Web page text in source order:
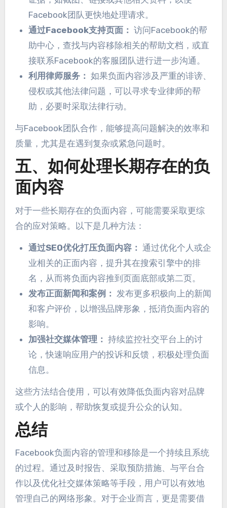
Facebook团队更快地处理请求。
通过Facebook支持页面： 访问Facebook的帮
助中心，查找与内容移除相关的帮助文档，或直
接联系Facebook的客服团队进行进一步沟通。
利用律师服务： 如果负面内容涉及严重的诽谤、
侵权或其他法律问题，可以寻求专业律师的帮
助，必要时采取法律行动。
与Facebook团队合作，能够提高问题解决的效率和
质量，尤其是在遇到复杂或紧急问题时。
五、如何处理长期存在的负
面内容
对于一些长期存在的负面内容，可能需要采取更综
合的应对策略。以下是几种方法：
通过SEO优化打压负面内容： 通过优化个人或企
业相关的正面内容，提升其在搜索引擎中的排
名，从而将负面内容推到页面底部或第二页。
发布正面新闻和案例： 发布更多积极向上的新闻
和客户评价，以增强品牌形象，抵消负面内容的
影响。
加强社交媒体管理： 持续监控社交平台上的讨
论，快速响应用户的投诉和反馈，积极处理负面
信息。
这些方法结合使用，可以有效降低负面内容对品牌
或个人的影响，帮助恢复或提升公众的认知。
总结
Facebook负面内容的管理和移除是一个持续且系统
的过程。通过及时报告、采取预防措施、与平台合
作以及优化社交媒体策略等手段，用户可以有效地
管理自己的网络形象。对于企业而言，更是需要借